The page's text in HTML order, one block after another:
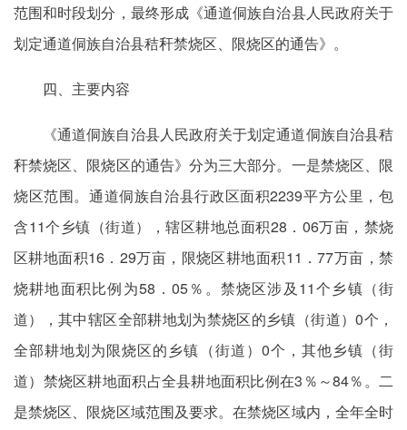
范围和时段划分，最终形成《通道侗族自治县人民政府关于
划定通道侗族自治县秸秆禁烧区、限烧区的通告》。
四、主要内容
《通道侗族自治县人民政府关于划定通道侗族自治县秸
秆禁烧区、限烧区的通告》分为三大部分。一是禁烧区、限
烧区范围。通道侗族自治县行政区面积2239平方公里，包
含11个乡镇（街道），辖区耕地总面积28．06万亩，禁烧
区耕地面积16．29万亩，限烧区耕地面积11．77万亩，禁
烧耕地面积比例为58．05％。禁烧区涉及11个乡镇（街
道），其中辖区全部耕地划为禁烧区的乡镇（街道）0个，
全部耕地划为限烧区的乡镇（街道）0个，其他乡镇（街
道）禁烧区耕地面积占全县耕地面积比例在3％～84％。二
是禁烧区、限烧区域范围及要求。在禁烧区域内，全年全时